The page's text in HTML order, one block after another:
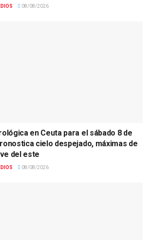
08/08/2026
en Ceuta para el sábado 8 de
cielo despejado, máximas de
del este
08/08/2026